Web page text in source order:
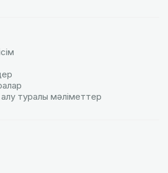
туралы мәлiметтер